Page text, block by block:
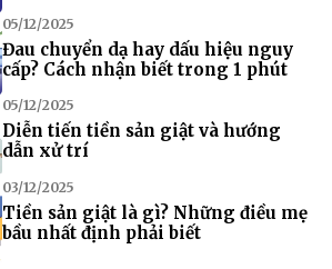
05/12/2025
Đau chuyển dạ hay dấu hiệu nguy
cấp? Cách nhận biết trong 1 phút
05/12/2025
Diễn tiến tiền sản giật và hướng
dẫn xử trí
03/12/2025
Tiền sản giật là gì? Những điều mẹ
bầu nhất định phải biết